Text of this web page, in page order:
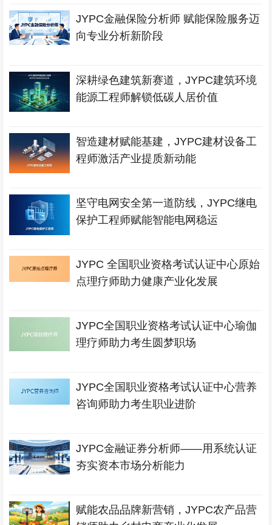
JYPC金融保险分析师 赋能保险服务迈
向专业分析新阶段
深耕绿色建筑新赛道，JYPC建筑环境
能源工程师解锁低碳人居价值
智造建材赋能基建，JYPC建材设备工
程师激活产业提质新动能
坚守电网安全第一道防线，JYPC继电
保护工程师赋能智能电网稳运
JYPC 全国职业资格考试认证中心原始
点理疗师助力健康产业化发展
JYPC全国职业资格考试认证中心瑜伽
理疗师助力考生圆梦职场
JYPC全国职业资格考试认证中心营养
咨询师助力考生职业进阶
JYPC金融证券分析师——用系统认证
夯实资本市场分析能力
赋能农品品牌新营销，JYPC农产品营